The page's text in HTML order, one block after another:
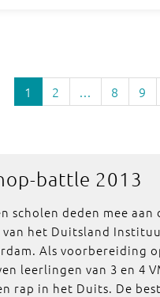
1 2 ... 8 9
battle 2013
scholen deden mee aan
van het Duitsland
Als voorbereiding
leerlingen van 3 en 4
rap in het Duits. De